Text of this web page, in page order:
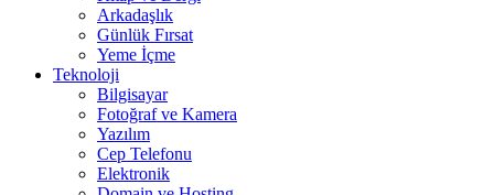
Arkadaşlık
Günlük Fırsat
Yeme İçme
Teknoloji
Bilgisayar
Fotoğraf ve Kamera
Yazılım
Cep Telefonu
Elektronik